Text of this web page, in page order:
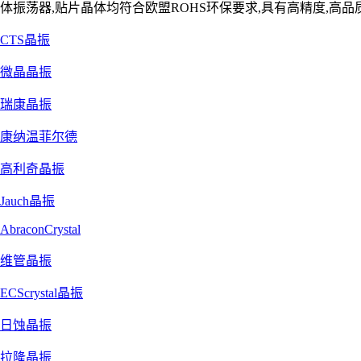
体振荡器,贴片晶体均符合欧盟ROHS环保要求,具有高精度,高品
CTS晶振
微晶晶振
瑞康晶振
康纳温菲尔德
高利奇晶振
Jauch晶振
AbraconCrystal
维管晶振
ECScrystal晶振
日蚀晶振
拉隆晶振